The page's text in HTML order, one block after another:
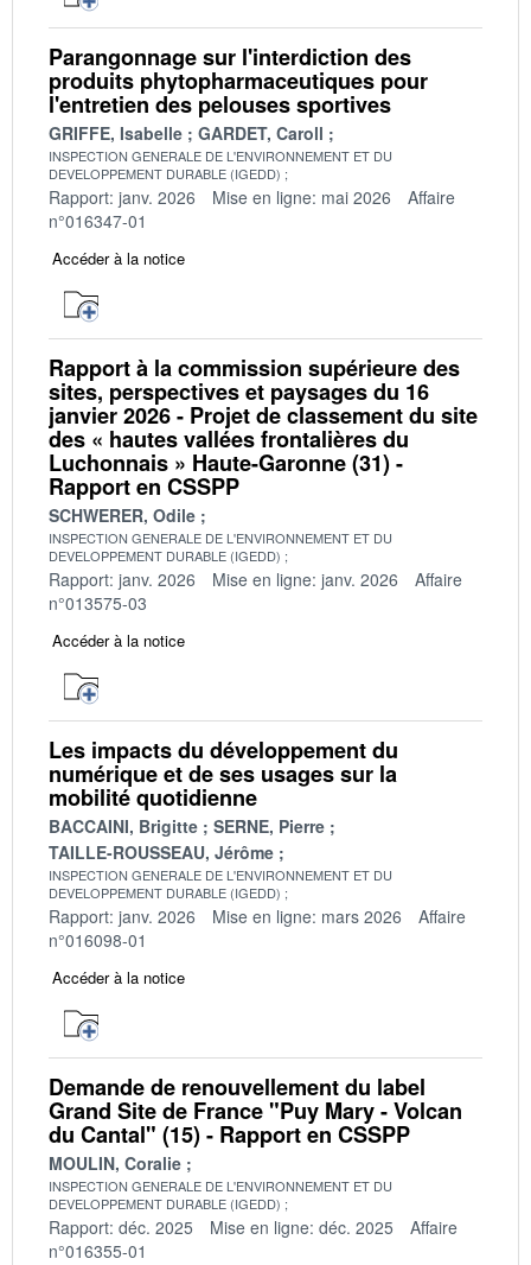
Parangonnage sur l'interdiction des
produits phytopharmaceutiques pour
l'entretien des pelouses sportives
GRIFFE, Isabelle GARDET, Caroll
INSPECTION GENERALE DE L'ENVIRONNEMENT ET DU
DEVELOPPEMENT DURABLE (IGEDD)
Rapport: janv. 2026 Mise en ligne: mai 2026
Affaire
n°016347-01
Accéder à la notice
Rapport à la commission supérieure des
sites, perspectives et paysages du 16
janvier 2026 - Projet de classement du site
des « hautes vallées frontalières du
Luchonnais » Haute-Garonne (31) -
Rapport en CSSPP
SCHWERER, Odile
INSPECTION GENERALE DE L'ENVIRONNEMENT ET DU
DEVELOPPEMENT DURABLE (IGEDD)
Rapport: janv. 2026 Mise en ligne: janv. 2026
Affaire
n°013575-03
Accéder à la notice
Les impacts du développement du
numérique et de ses usages sur la
mobilité quotidienne
BACCAINI, Brigitte
SERNE, Pierre
TAILLE-ROUSSEAU, Jérôme
INSPECTION GENERALE DE L'ENVIRONNEMENT ET DU
DEVELOPPEMENT DURABLE (IGEDD)
Rapport: janv. 2026 Mise en ligne: mars 2026
Affaire
n°016098-01
Accéder à la notice
Demande de renouvellement du label
Grand Site de France "Puy Mary - Volcan
du Cantal" (15) - Rapport en CSSPP
MOULIN, Coralie
INSPECTION GENERALE DE L'ENVIRONNEMENT ET DU
DEVELOPPEMENT DURABLE (IGEDD)
Rapport: déc. 2025 Mise en ligne: déc. 2025
Affaire
n°016355-01